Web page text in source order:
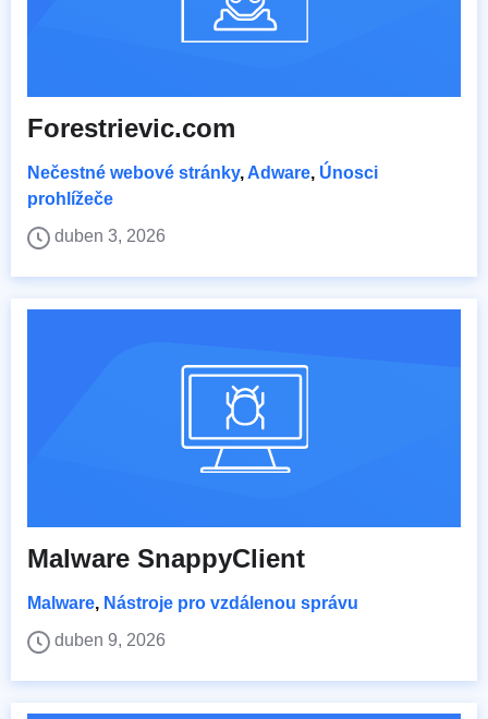
Forestrievic.com
Nečestné webové stránky, Adware, Únosci
prohlížeče
duben 3, 2026
Malware SnappyClient
Malware, Nástroje pro vzdálenou správu
duben 9, 2026